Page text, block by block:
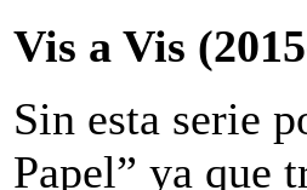
Vis a Vis
Sin esta serie
Papel” ya que